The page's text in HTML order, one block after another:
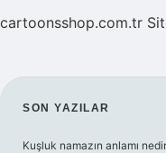
Hakkımızda
cartoonsshop.com.tr
SIDEBAR
SON YAZILAR
Kuşluk namazın anlamı